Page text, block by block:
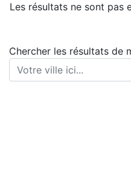
Les résultats ne sont pas
Chercher les résultats de